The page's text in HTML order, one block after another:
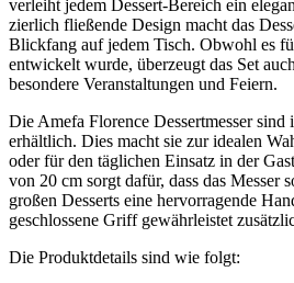
verleiht jedem Dessert-Bereich ein
zierlich fließende Design macht das
Blickfang auf jedem Tisch. Obwohl es
entwickelt wurde, überzeugt das Set
besondere Veranstaltungen und Feiern.
Die Amefa Florence Dessertmesser sind
erhältlich. Dies macht sie zur idealen
oder für den täglichen Einsatz in der
von 20 cm sorgt dafür, dass das Messer
großen Desserts eine hervorragende
geschlossene Griff gewährleistet
Die Produktdetails sind wie folgt: